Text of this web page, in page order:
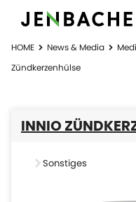
HOME News & Media
Zündkerzenhülse
INNIO
Sonstiges